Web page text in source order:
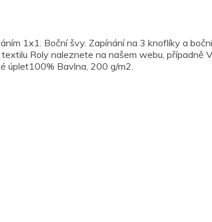
1x1. Boční švy. Zapínání na 3 knoflíky a
Roly naleznete na našem webu, případně
úplet100% Bavlna, 200 g/m2.